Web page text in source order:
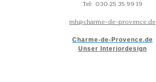
Tel: 030.25 35 99 19
mh@charme-de-provence.de
Charme-de-Provence.de
Unser Interiordesign